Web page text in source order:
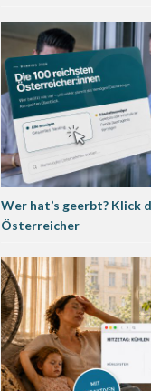
Wer hat’s geerbt? Klick
Österreicher